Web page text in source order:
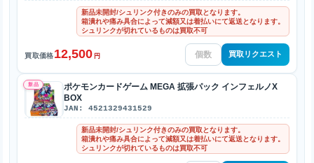
新品未開封/シュリンク付きのみの買取となります。
箱潰れや痛み具合によって減額又は着払いにて返送となります。
シュリンクが切れているものは買取不可
買取価格12,500 円 買取リクエスト
新品
ポケモンカードゲーム MEGA 拡張パック インフェルノX
BOX
JAN: 4521329431529
新品未開封/シュリンク付きのみの買取となります。
箱潰れや痛み具合によって減額又は着払いにて返送となります。
シュリンクが切れているものは買取不可